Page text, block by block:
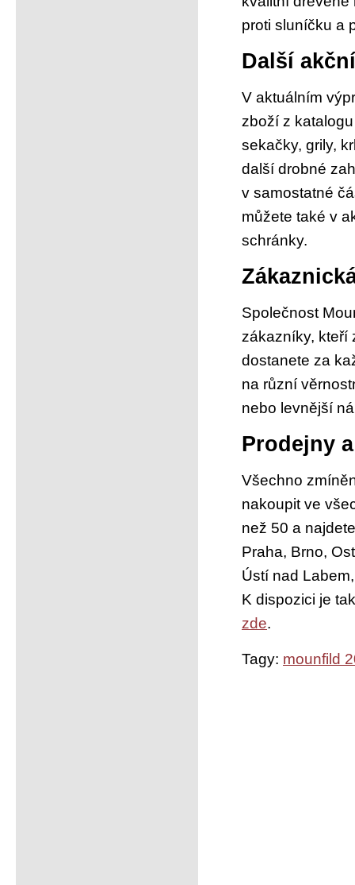
proti sluníčku a
Další
V aktuálním
zboží z
sekačky, grily,
další drobné
v samostatné
můžete také v
schránky.
Společnost
zákazníky, kteří
dostanete za
na různí
nebo levnější
Prodejny
Všechno
nakoupit ve
než 50 a
Praha, Brno,
Ústí nad
K dispozici je
zde.
Tagy: mounfild